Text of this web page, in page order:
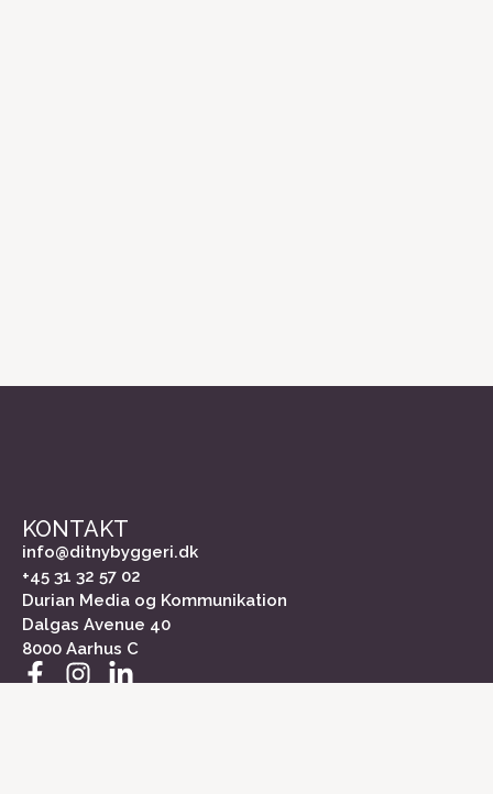
KONTAKT
info@ditnybyggeri.dk
+45 31 32 57 02
Durian Media og Kommunikation
Dalgas Avenue 40
8000 Aarhus C